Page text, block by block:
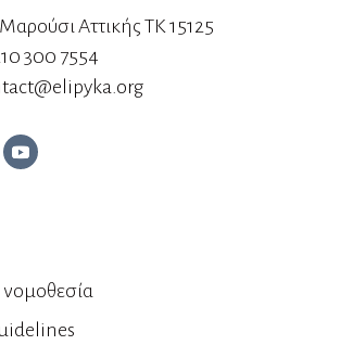
Αττικής ΤΚ 15125
300 7554
νομοθεσία